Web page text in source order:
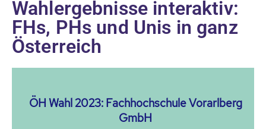
Wahlergebnisse interaktiv:
FHs, PHs und Unis in ganz
Österreich